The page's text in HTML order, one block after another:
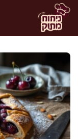
לדלג
לתוכן